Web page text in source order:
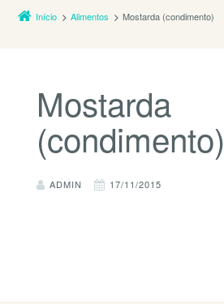
Início Alimentos Mostarda (condimento)
Mostarda
(condimento)
ADMIN 17/11/2015